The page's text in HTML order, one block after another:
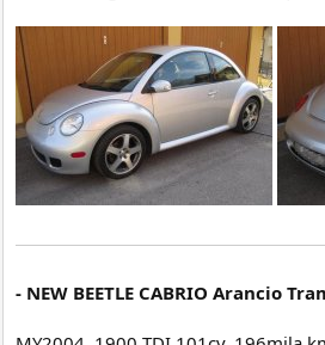
- NEW BEETLE CABRIO Arancio